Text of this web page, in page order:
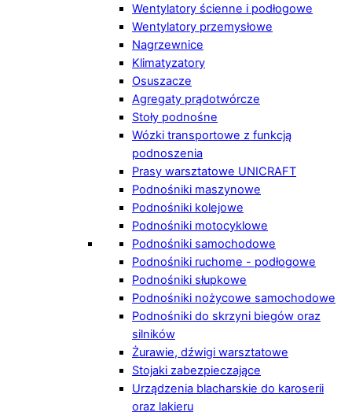
Wentylatory ścienne i podłogowe
Wentylatory przemysłowe
Nagrzewnice
Klimatyzatory
Osuszacze
Agregaty prądotwórcze
Stoły podnośne
Wózki transportowe z funkcją
podnoszenia
Prasy warsztatowe UNICRAFT
Podnośniki maszynowe
Podnośniki kolejowe
Podnośniki motocyklowe
Podnośniki samochodowe
Podnośniki ruchome - podłogowe
Podnośniki słupkowe
Podnośniki nożycowe samochodowe
Podnośniki do skrzyni biegów oraz
silników
Żurawie, dźwigi warsztatowe
Stojaki zabezpieczające
Urządzenia blacharskie do karoserii
oraz lakieru